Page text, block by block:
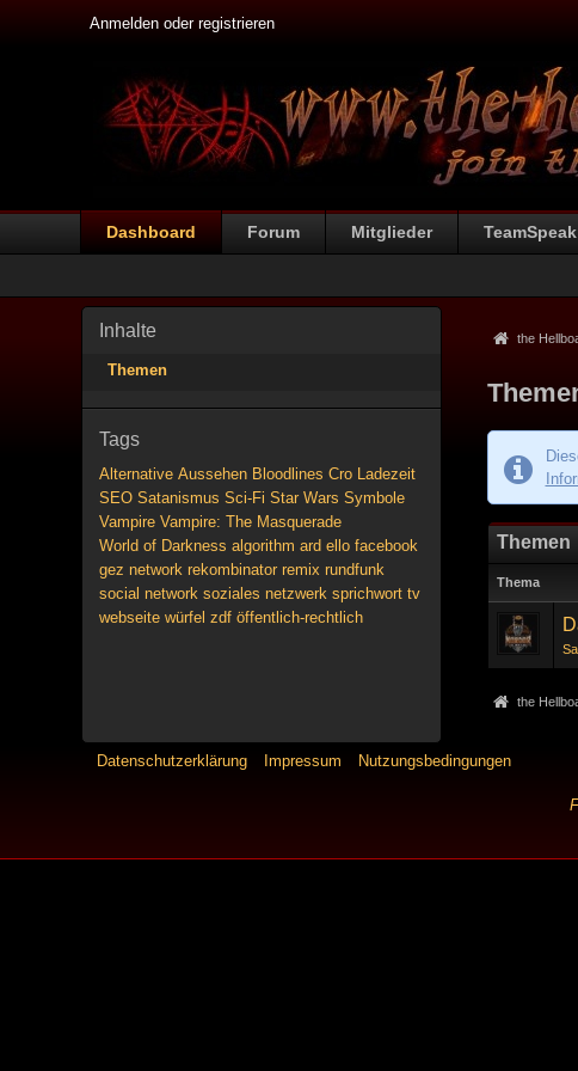
Anmelden oder registrieren
Dashboard Forum Mitglieder TeamSpeak
Inhalte
Themen
Tags
Alternative Aussehen Bloodlines Cro Ladezeit
SEO Satanismus Sci-Fi Star Wars Symbole
Vampire Vampire: The Masquerade
World of Darkness algorithm ard ello facebook
gez network rekombinator remix rundfunk
social network soziales netzwerk sprichwort tv
webseite würfel zdf öffentlich-rechtlich
the
Themen
Thema
the
Datenschutzerklärung Impressum Nutzungsbedingungen